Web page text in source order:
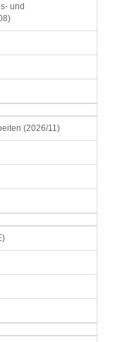
und
(2026/11)